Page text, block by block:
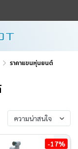
ราคาแขนหุ่นยนต์
ความน่าสนใจ
-17%